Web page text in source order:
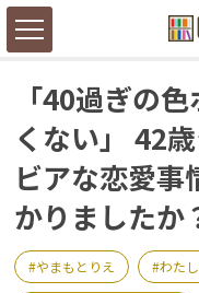
「40過ぎの
くない」 42
ビアな恋愛事
かりましたか
やまもとりえ わた